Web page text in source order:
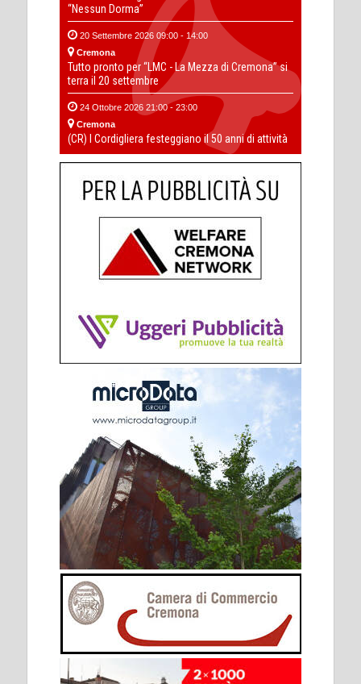
“Nessun Dorma”
20 Settembre 2026 09:00 - 14:00
Cremona
Tutto pronto per “LMC - La Mezza di Cremona” si
terra il 20 settembre
24 Ottobre 2026 21:00 - 23:00
Cremona
(CR) I Cordigliera festeggiano il 50 anni di attività